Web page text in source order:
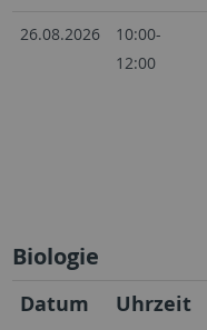
26.08.2026
10:00-
12:00
Biologie
Datum Uhrzeit